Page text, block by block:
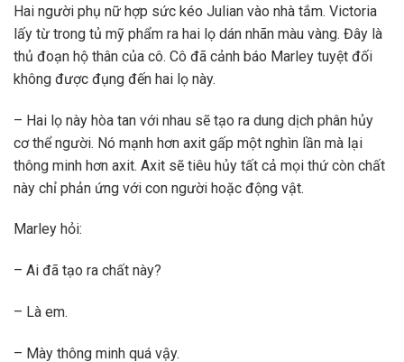
Hai người phụ nữ hợp sức kéo Julian vào nhà tắm. Victoria
lấy từ trong tủ mỹ phẩm ra hai lọ dán nhãn màu vàng. Đây là
thủ đoạn hộ thân của cô. Cô đã cảnh báo Marley tuyệt đối
không được đụng đến hai lọ này.
– Hai lọ này hòa tan với nhau sẽ tạo ra dung dịch phân hủy
cơ thể người. Nó mạnh hơn axit gấp một nghìn lần mà lại
thông minh hơn axit. Axit sẽ tiêu hủy tất cả mọi thứ còn chất
này chỉ phản ứng với con người hoặc động vật.
Marley hỏi:
– Ai đã tạo ra chất này?
– Là em.
– Mày thông minh quá vậy.